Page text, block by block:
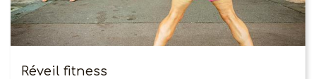
Réveil fitness